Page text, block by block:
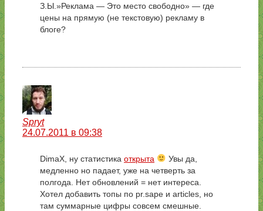
З.Ы.»Реклама — Это место свободно» — где
цены на прямую (не текстовую) рекламу в
блоге?
Spryt
24.07.2011 в 09:38
DimaX, ну статистика открыта
Увы да,
медленно но падает, уже на четверть за
полгода. Нет обновлений = нет интереса.
Хотел добавить топы по pr.sape и articles, но
там суммарные цифры совсем смешные.